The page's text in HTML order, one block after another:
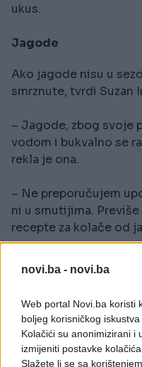
novi.ba - novi.ba
Web portal Novi.ba koristi
boljeg korisničkog
Kolačići su anonimizirani i
izmijeniti postavke
Slažete li se sa
ukus.
Jagode
Ako jagode nisu u
smrznute, tvrdi Suzan
– Jagode, zbog svoje
vodom i bukvalno se
rekla je ona.
– Ne preporučujem
ni u smutijima.
recepte za kolače od
Uvijek je dobra ideja
uključujući i jagode.
zamrzivaču,
od njih.
– Kompoti se mogu